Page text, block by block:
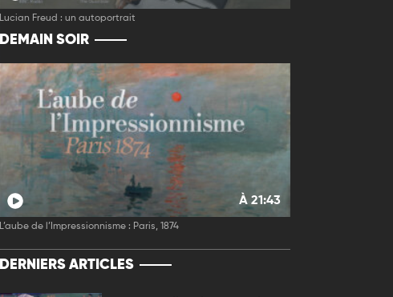
Lucian Freud : un autoportrait
DEMAIN SOIR
À 21:43
L’aube de l’Impressionnisme : Paris, 1874
DERNIERS ARTICLES